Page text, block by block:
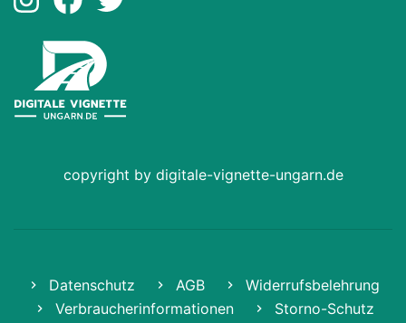
copyright by digitale-vignette-ungarn.de
Datenschutz AGB
Widerrufsbelehrung
Verbraucherinformationen
Storno-Schutz